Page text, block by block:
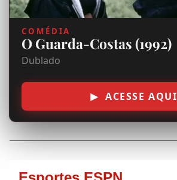
COMÉDIA
O Guarda-Costas (1992)
Dublado
▶ ACESSE AQUI